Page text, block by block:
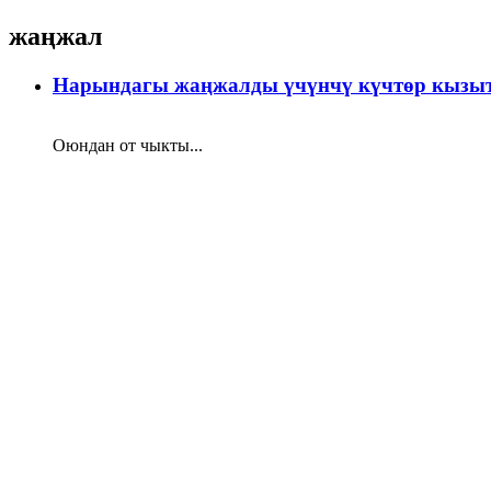
жаңжал
Нарындагы жаңжалды үчүнчү күчтөр
Оюндан от чыкты...